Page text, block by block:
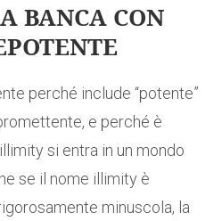
BANCA CON
perché include “potente”
e perché è
si entra in un mondo
se il nome illimity è
minuscola, la